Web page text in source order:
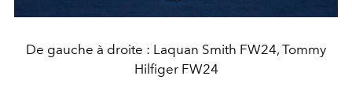
De gauche à droite : Laquan Smith FW24, Tommy
Hilfiger FW24